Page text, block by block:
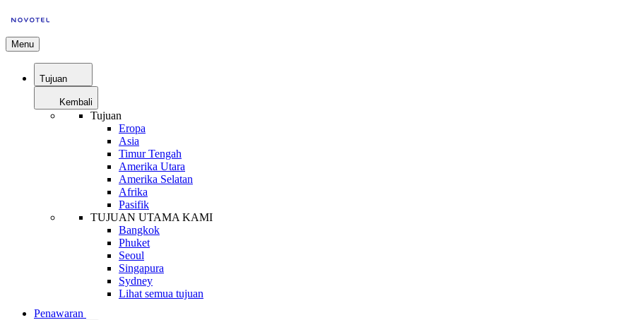
Menu
Tujuan
Kembali
Tujuan
Eropa
Asia
Timur Tengah
Amerika Utara
Amerika Selatan
Afrika
Pasifik
TUJUAN UTAMA KAMI
Bangkok
Phuket
Seoul
Singapura
Sydney
Lihat semua tujuan
Penawaran